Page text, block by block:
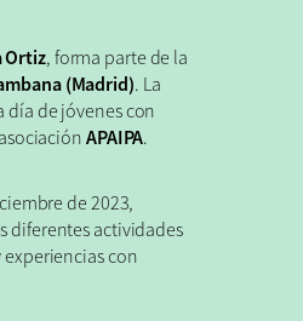
Ortiz, forma parte de la
(Madrid). La
día de jóvenes con
APAIPA.
de 2023,
diferentes actividades
con